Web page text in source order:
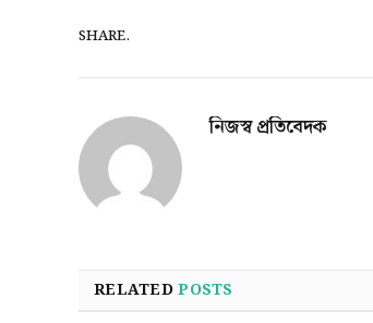
SHARE.
নিজস্ব প্রতিবেদক
RELATEDPOSTS